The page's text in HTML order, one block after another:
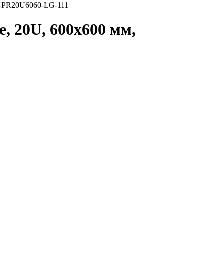
LG-111
20U, 600x600 мм,